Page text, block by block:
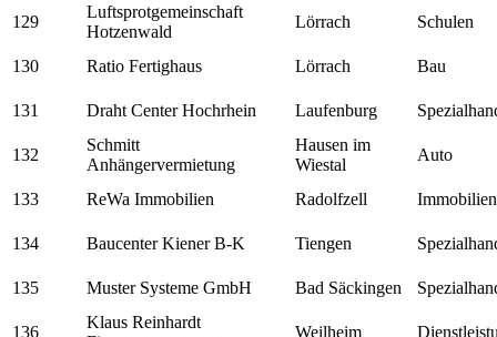
129
Luftsprotgemeinschaft
Hotzenwald
Lörrach Schulen
130 Ratio Fertighaus Lörrach Bau
131 Draht Center Hochrhein Laufenburg
132
Schmitt
Anhängervermietung
Hausen im
Wiestal
Auto
133 ReWa Immobilien Radolfzell Immobilien
134 Baucenter Kiener B-K Tiengen
135 Muster Systeme GmbH Bad Säckingen
136
Klaus Reinhardt
Weilheim